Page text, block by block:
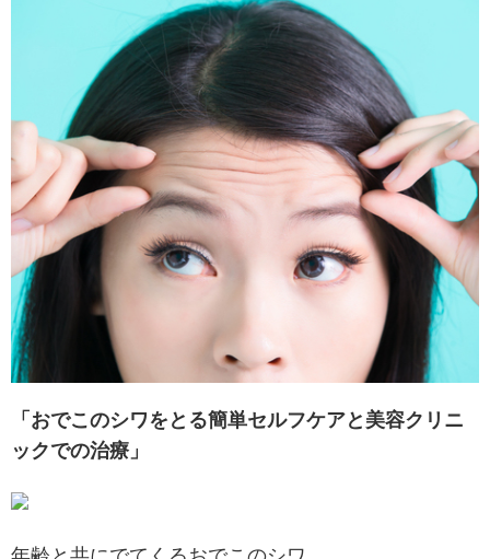
「おでこのシワをとる簡単セルフケアと美容クリニ
ックでの治療」